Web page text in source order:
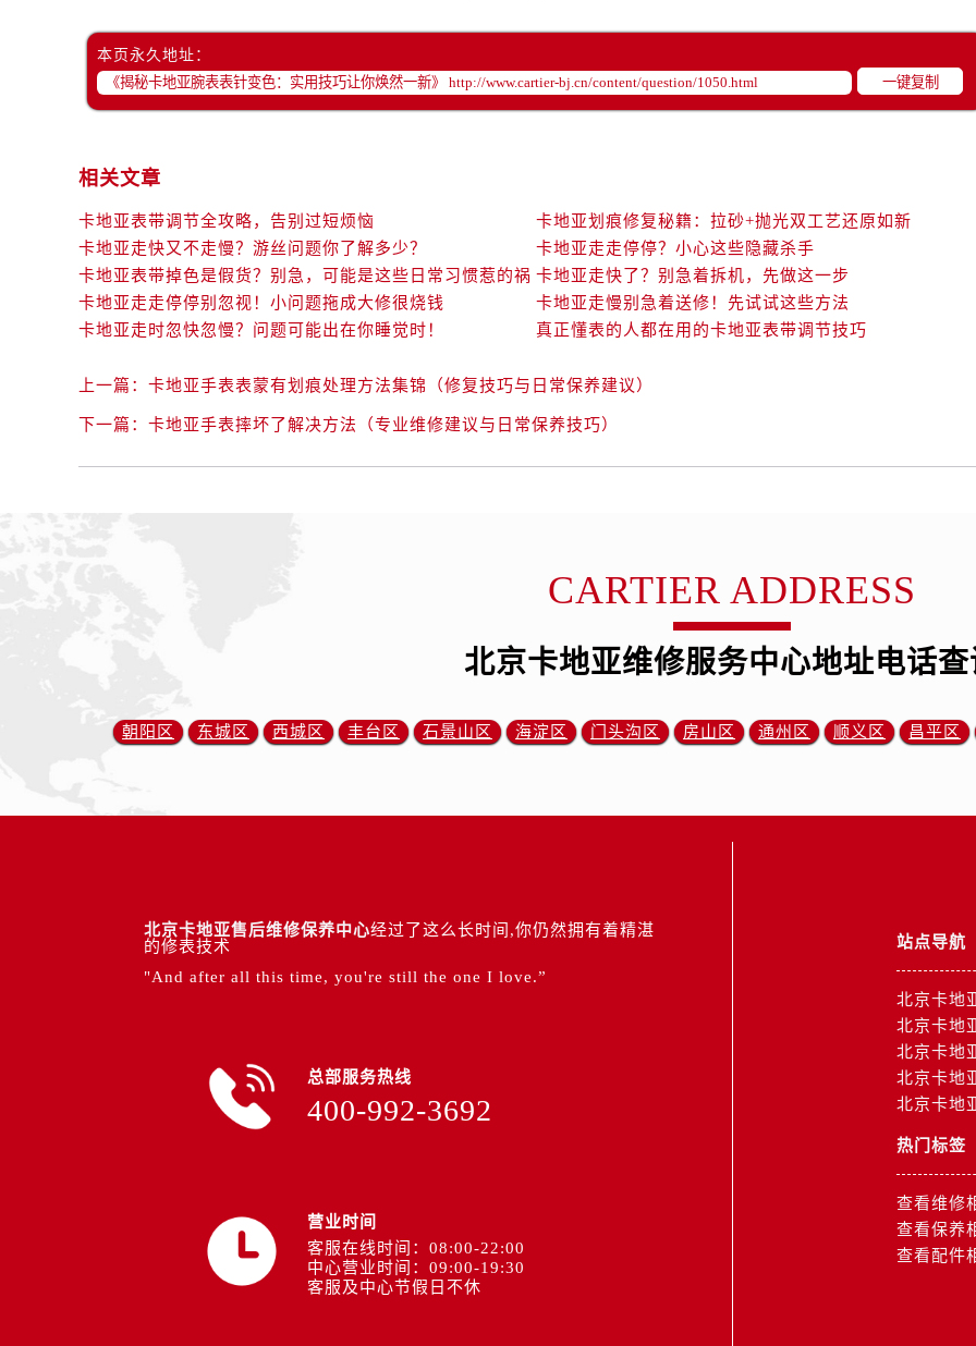
本页永久地址：
一键复制
相关文章
卡地亚表带调节全攻略，告别过短烦恼
卡地亚划痕修复秘籍：拉砂+抛光双工艺还原如新
卡地亚走快又不走慢？游丝问题你了解多少？
卡地亚走走停停？小心这些隐藏杀手
卡地亚表带掉色是假货？别急，可能是这些日常习惯惹的祸 卡地亚走快了？别急着拆机，先做这一步
卡地亚走走停停别忽视！小问题拖成大修很烧钱
卡地亚走慢别急着送修！先试试这些方法
卡地亚走时忽快忽慢？问题可能出在你睡觉时！
真正懂表的人都在用的卡地亚表带调节技巧
上一篇： 卡地亚手表表蒙有划痕处理方法集锦（修复技巧与日常保养建议）
下一篇： 卡地亚手表摔坏了解决方法（专业维修建议与日常保养技巧）
CARTIER ADDRESS
北京卡地亚维修服务中心地址电话查
朝阳区 东城区 西城区 丰台区 石景山区 海淀区 门头沟区 房山区 通州区 顺义区 昌平区
北京卡地亚售后维修保养中心经过了这么长时间,你仍然拥有着精湛
的修表技术
"And after all this time, you're still the one I love.”
总部服务热线
400-992-3692
营业时间
客服在线时间：08:00-22:00
中心营业时间：09:00-19:30
客服及中心节假日不休
站点导航
北京卡地
北京卡地
北京卡地
北京卡地
北京卡地
热门标签
查看维修
查看保养
查看配件